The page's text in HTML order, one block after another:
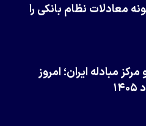
معادلات نظام بانکی را
مبادله ایران؛ امروز